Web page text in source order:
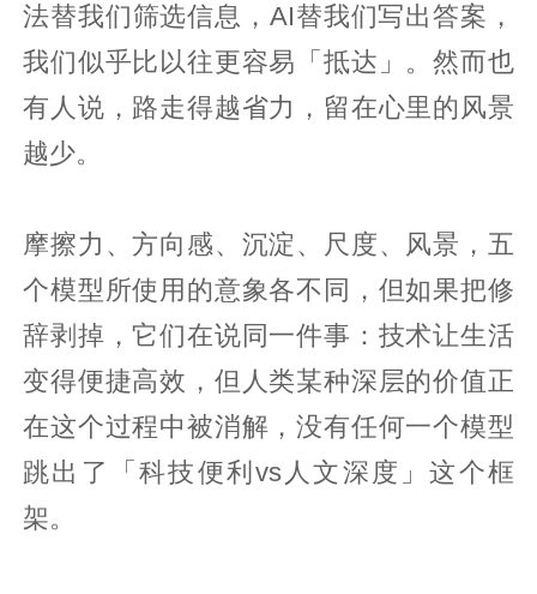
法替我们筛选信息，AI替我们写出答案，
我们似乎比以往更容易「抵达」。然而也
有人说，路走得越省力，留在心里的风景
越少。
摩擦力、方向感、沉淀、尺度、风景，五
个模型所使用的意象各不同，但如果把修
辞剥掉，它们在说同一件事：技术让生活
变得便捷高效，但人类某种深层的价值正
在这个过程中被消解，没有任何一个模型
跳出了「科技便利vs人文深度」这个框
架。